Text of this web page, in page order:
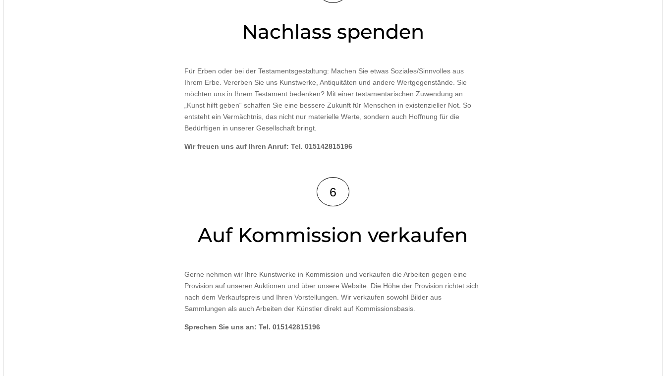
Nachlass spenden
Für Erben oder bei der Testamentsgestaltung: Machen Sie etwas Soziales/Sinnvolles aus
Ihrem Erbe. Vererben Sie uns Kunstwerke, Antiquitäten und andere Wertgegenstände. Sie
möchten uns in Ihrem Testament bedenken? Mit einer testamentarischen Zuwendung an
„Kunst hilft geben“ schaffen Sie eine bessere Zukunft für Menschen in existenzieller Not. So
entsteht ein Vermächtnis, das nicht nur materielle Werte, sondern auch Hoffnung für die
Bedürftigen in unserer Gesellschaft bringt.
Wir freuen uns auf Ihren Anruf: Tel. 015142815196
6
Auf Kommission verkaufen
Gerne nehmen wir Ihre Kunstwerke in Kommission und verkaufen die Arbeiten gegen eine
Provision auf unseren Auktionen und über unsere Website. Die Höhe der Provision richtet sich
nach dem Verkaufspreis und Ihren Vorstellungen. Wir verkaufen sowohl Bilder aus
Sammlungen als auch Arbeiten der Künstler direkt auf Kommissionsbasis.
Sprechen Sie uns an: Tel. 015142815196